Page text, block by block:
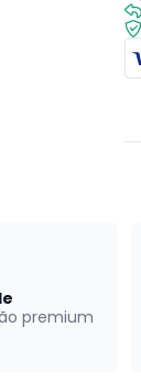
premium